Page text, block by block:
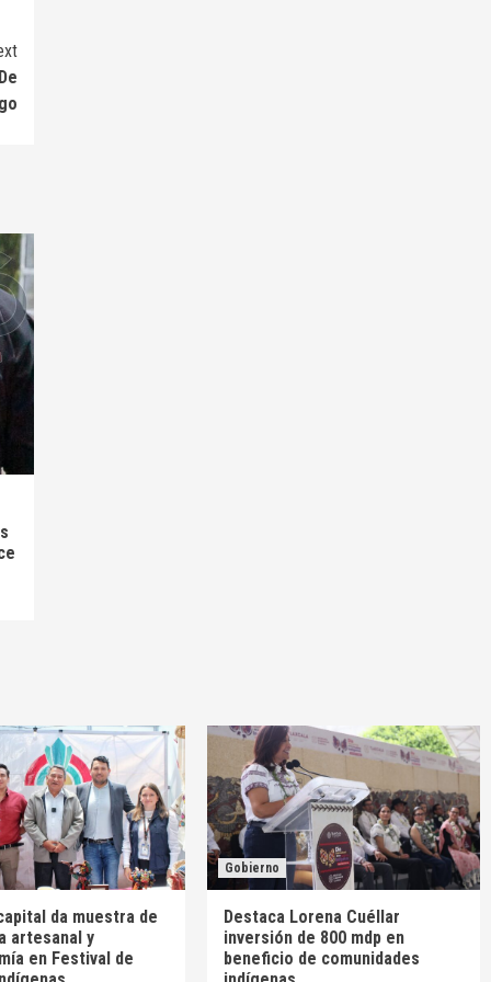
da muestra de
artesanal y
en Festival de
Gobierno
Destaca Lorena Cuéllar
inversión de 800 mdp en
beneficio de comunidades